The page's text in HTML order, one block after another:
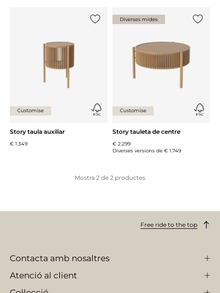
temps i han de poder explicar la seva pròpia història. I certament és
aquesta la idea darrere de cada disseny que signen.
Anna Karnov & Clara Mahler
Customise
Story taula auxiliar
€ 1.349
Diverses mides
Customise
Story tauleta de centre
€ 2.299
Diverses versions de € 1.749
Mostra 2 de 2 productes
Free ride to the top
Contacta amb nosaltres
Atenció al client